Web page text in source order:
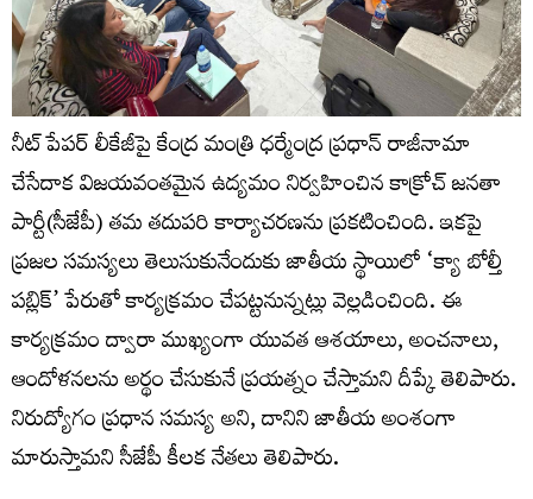
నీట్ పేపర్ లీకేజీపై కేంద్ర మంత్రి ధర్మేంద్ర ప్రధాన్ రాజీనామా
చేసేదాక విజయవంతమైన ఉద్యమం నిర్వహించిన కాక్రోచ్‌ జనతా
పార్టీ(సీజేపీ) తమ తదుపరి కార్యాచరణను ప్రకటించింది. ఇకపై
ప్రజల సమస్యలు తెలుసుకునేందుకు జాతీయ స్థాయిలో ‘క్యా బోల్తీ
పబ్లిక్‌’ పేరుతో కార్యక్రమం చేపట్టనున్నట్లు వెల్లడించింది. ఈ
కార్యక్రమం ద్వారా ముఖ్యంగా యువత ఆశయాలు, అంచనాలు,
ఆందోళనలను అర్థం చేసుకునే ప్రయత్నం చేస్తామని దీప్కే తెలిపారు.
నిరుద్యోగం ప్రధాన సమస్య అని, దానిని జాతీయ అంశంగా
మారుస్తామని సీజేపీ కీలక నేతలు తెలిపారు.